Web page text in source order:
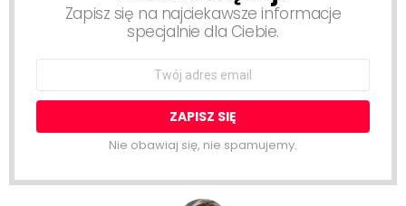
Zapisz się na najciekawsze informacje
specjalnie dla Ciebie.
Nie obawiaj się, nie spamujemy.